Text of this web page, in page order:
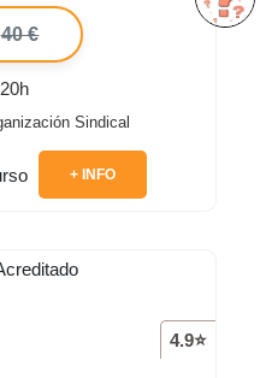
40 €
Sindical
+ INFO
4.9⭐